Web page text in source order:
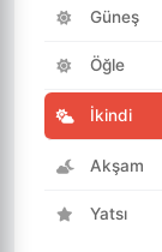
Güneş
Öğle
İkindi
Akşam
Yatsı